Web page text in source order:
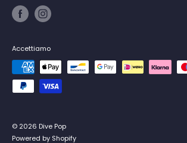
Accettiamo
© 2026 Dive Pop
Powered by Shopify